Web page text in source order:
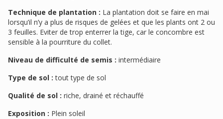
Technique de plantation : La plantation doit se faire en mai
lorsqu’il n’y a plus de risques de gelées et que les plants ont 2 ou
3 feuilles. Eviter de trop enterrer la tige, car le concombre est
sensible à la pourriture du collet.
Niveau de difficulté de semis : intermédiaire
Type de sol : tout type de sol
Qualité de sol : riche, drainé et réchauffé
Exposition : Plein soleil